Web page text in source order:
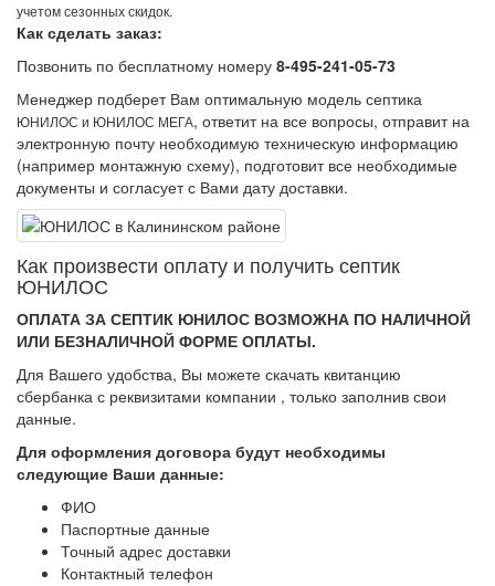
учетом сезонных скидок.
Как сделать заказ:
Позвонить по бесплатному номеру 8-495-241-05-73
Менеджер подберет Вам оптимальную модель септика
ЮНИЛОС и ЮНИЛОС МЕГА, ответит на все вопросы, отправит на
электронную почту необходимую техническую информацию
(например монтажную схему), подготовит все необходимые
документы и согласует с Вами дату доставки.
Как произвеcти оплату и получить септик
ЮНИЛОС
ОПЛАТА ЗА СЕПТИК ЮНИЛОС ВОЗМОЖНА ПО НАЛИЧНОЙ
ИЛИ БЕЗНАЛИЧНОЙ ФОРМЕ ОПЛАТЫ.
Для Вашего удобства, Вы можете скачать квитанцию
сбербанка с реквизитами компании , только заполнив свои
данные.
Для оформления договора будут необходимы
следующие Ваши данные:
ФИО
Паспортные данные
Точный адрес доставки
Контактный телефон